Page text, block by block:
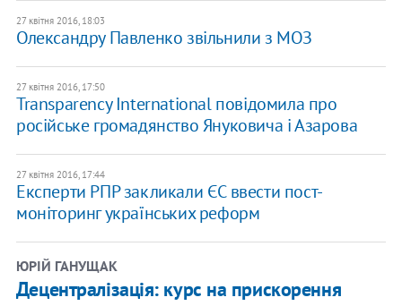
27 квітня 2016, 18:03
Олександру Павленко звільнили з МОЗ
27 квітня 2016, 17:50
Transparency International повідомила про
російське громадянство Януковича і Азарова
27 квітня 2016, 17:44
Експерти РПР закликали ЄС ввести пост-
моніторинг українських реформ
ЮРІЙ ГАНУЩАК
Децентралізація: курс на прискорення